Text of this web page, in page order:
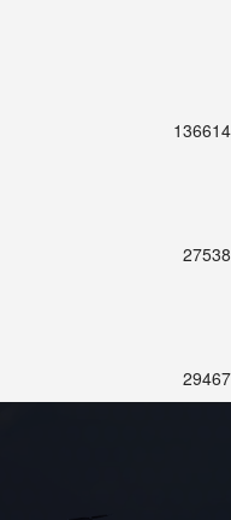
136614
27538
29467